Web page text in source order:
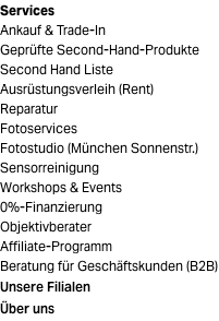
Services
Ankauf & Trade-In
Geprüfte Second-Hand-Produkte
Second Hand Liste
Ausrüstungsverleih (Rent)
Reparatur
Fotoservices
Fotostudio (München Sonnenstr.)
Sensorreinigung
Workshops & Events
0%-Finanzierung
Objektivberater
Affiliate-Programm
Beratung für Geschäftskunden (B2B)
Unsere Filialen
Über uns